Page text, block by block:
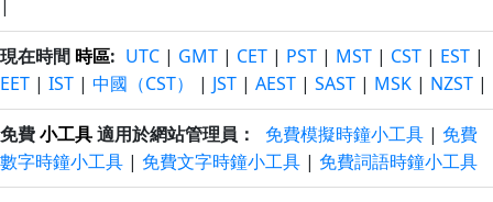
|
現在時間 時區: UTC | GMT | CET | PST | MST | CST | EST |
EET | IST | 中國（CST） | JST | AEST | SAST | MSK | NZST |
免費小工具適用於網站管理員： 免費模擬時鐘小工具 | 免費
數字時鐘小工具 | 免費文字時鐘小工具 | 免費詞語時鐘小工具